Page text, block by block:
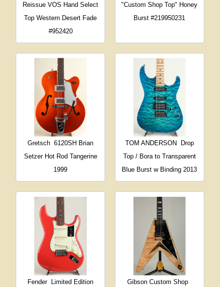
Reissue VOS Hand Select
Top Western Desert Fade
#952420
"Custom Shop Top" Honey
Burst #219950231
Gretsch 6120SH Brian
Setzer Hot Rod Tangerine
1999
TOM ANDERSON
Drop
Top / Bora to Transparent
Blue Burst w Binding 2013
Fender Limited Edition
Gibson Custom Shop